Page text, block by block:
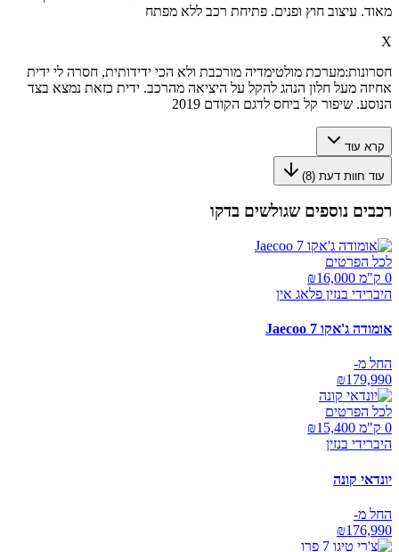
מאוד. עיצוב חוץ ופנים. פתיחת רכב ללא מפתח
X
חסרונות:מערכת מולטימדיה מורכבת ולא הכי ידידותית, חסרה לי ידית
אחיזה מעל חלון הנהג להקל על היציאה מהרכב. ידית כזאת נמצא בצד
הנוסע. שיפור קל ביחס לדגם הקודם 2019
קרא עוד
עוד חוות דעת (8
)
רכבים נוספים שגולשים בדקו
לכל הפרטים
0 ק"מ ₪
16,000
היברידי בנזין פלאג אין
אומודה ג'אקו Jaecoo 7
החל מ-
₪179,990
לכל הפרטים
0 ק"מ ₪
15,400
היברידי בנזין
יונדאי קונה
החל מ-
₪176,990